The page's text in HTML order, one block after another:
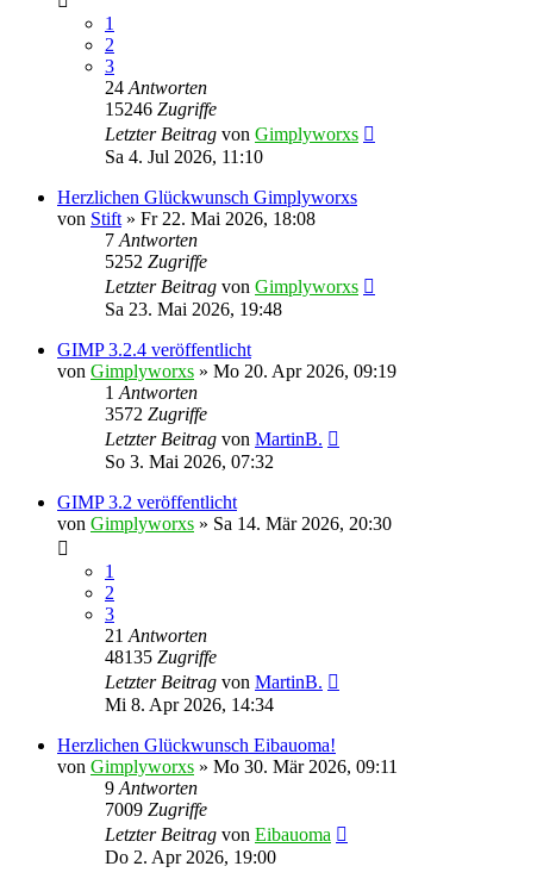
1
2
3
24 Antworten
15246 Zugriffe
Letzter Beitrag von Gimplyworxs
Sa 4. Jul 2026, 11:10
Herzlichen Glückwunsch Gimplyworxs
von Stift » Fr 22. Mai 2026, 18:08
7 Antworten
5252 Zugriffe
Letzter Beitrag von Gimplyworxs
Sa 23. Mai 2026, 19:48
GIMP 3.2.4 veröffentlicht
von Gimplyworxs » Mo 20. Apr 2026, 09:19
1 Antworten
3572 Zugriffe
Letzter Beitrag von MartinB.
So 3. Mai 2026, 07:32
GIMP 3.2 veröffentlicht
von Gimplyworxs » Sa 14. Mär 2026, 20:30
1
2
3
21 Antworten
48135 Zugriffe
Letzter Beitrag von MartinB.
Mi 8. Apr 2026, 14:34
Herzlichen Glückwunsch Eibauoma!
von Gimplyworxs » Mo 30. Mär 2026, 09:11
9 Antworten
7009 Zugriffe
Letzter Beitrag von Eibauoma
Do 2. Apr 2026, 19:00